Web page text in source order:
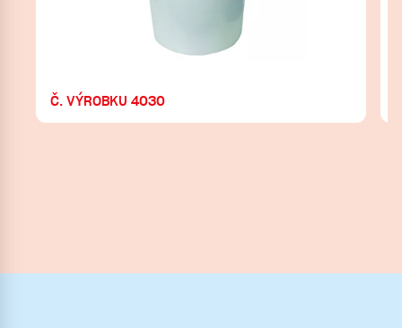
Č. VÝROBKU 4030